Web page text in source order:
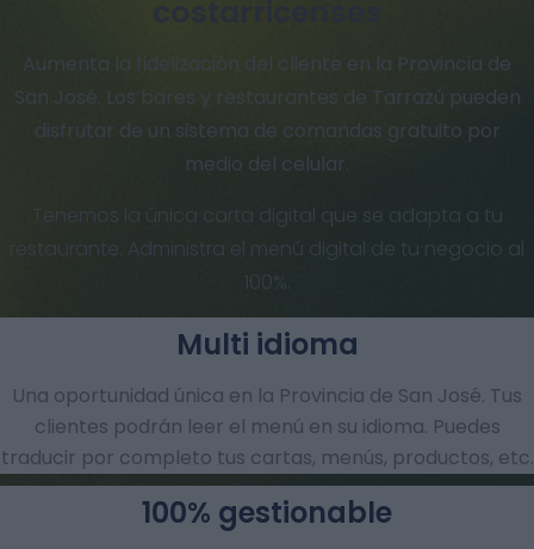
Aumenta la fidelización del cliente en la Provincia de
San José. Los bares y restaurantes de Tarrazú pueden
disfrutar de un sistema de comandas gratuito por
medio del celular.
Tenemos la única carta digital que se adapta a tu
restaurante. Administra el menú digital de tu negocio al
100%.
Una oportunidad única en la Provincia de San José. Tus
clientes podrán leer el menú en su idioma. Puedes
traducir por completo tus cartas, menús, productos, etc.
Multi idioma
100% gestionable